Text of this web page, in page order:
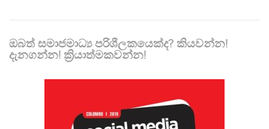
ඔබත් සමාජමාධ්‍ය පරිශීලකයෙක්ද? කියවන්න!
දැනගන්න! ක්‍රියාත්මකවන්න!